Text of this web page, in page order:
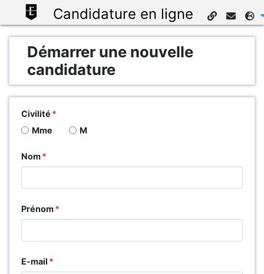
Candidature en ligne
Démarrer une nouvelle
candidature
Mme M
Civilité
Nom
Prénom
E-mail